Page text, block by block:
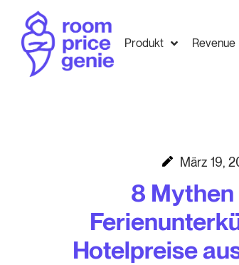
Produkt
März 19,
8
Hotelpreise